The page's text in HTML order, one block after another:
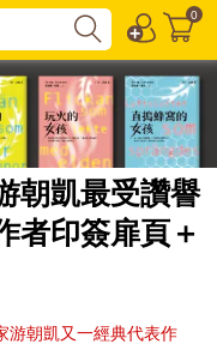
0
朝凱最受讚譽
者印簽扉頁＋
游朝凱又一經典代表作